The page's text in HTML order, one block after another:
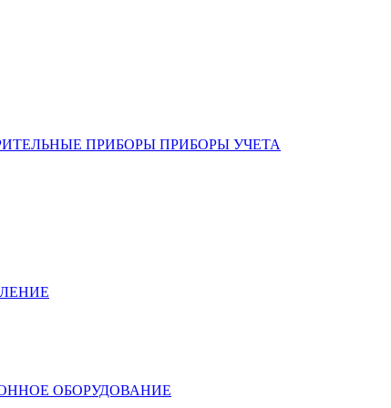
ПРИБОРЫ ПРИБОРЫ УЧЕТА
ОБОРУДОВАНИЕ